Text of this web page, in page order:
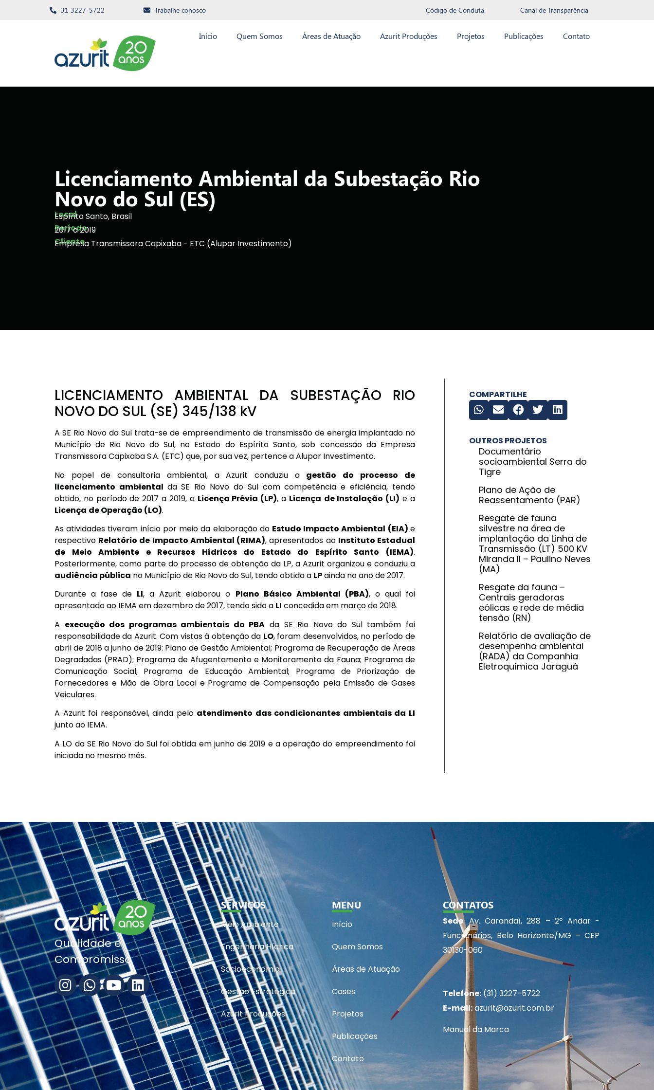
31 3227-5722 Trabalhe conosco Código de Conduta Canal de Transparência
Início Quem Somos Áreas de Atuação Azurit Produções Projetos Publicações Contato
Licenciamento Ambiental da Subestação Rio
Novo do Sul (ES)
Local
Espírito Santo, Brasil
Período
2017 a 2019
Cliente
Empresa Transmissora Capixaba - ETC (Alupar Investimento)
LICENCIAMENTO AMBIENTAL DA SUBESTAÇÃO RIO
NOVO DO SUL (SE) 345/138 kV
A SE Rio Novo do Sul trata-se de empreendimento de transmissão de energia implantado no
Município de Rio Novo do Sul, no Estado do Espírito Santo, sob concessão da Empresa
Transmissora Capixaba S.A. (ETC) que, por sua vez, pertence a Alupar Investimento.
No papel de consultoria ambiental, a Azurit conduziu a gestão do processo de
licenciamento ambiental da SE Rio Novo do Sul com competência e eficiência, tendo
obtido, no período de 2017 a 2019, a Licença Prévia (LP), a Licença de Instalação (LI) e a
Licença de Operação (LO).
As atividades tiveram início por meio da elaboração do Estudo Impacto Ambiental (EIA) e
respectivo Relatório de Impacto Ambiental (RIMA), apresentados ao Instituto Estadual
de Meio Ambiente e Recursos Hídricos do Estado do Espírito Santo (IEMA).
Posteriormente, como parte do processo de obtenção da LP, a Azurit organizou e conduziu a
audiência pública no Município de Rio Novo do Sul, tendo obtida a LPainda no ano de 2017.
Durante a fase de LI, a Azurit elaborou o Plano Básico Ambiental (PBA), o qual foi
apresentado ao IEMA em dezembro de 2017, tendo sido a LI concedida em março de 2018.
A execução dos programas ambientais do PBA da SE Rio Novo do Sul também foi
responsabilidade da Azurit. Com vistas à obtenção da LO, foram desenvolvidos, no período de
abril de 2018 a junho de 2019: Plano de Gestão Ambiental; Programa de Recuperação de Áreas
Degradadas (PRAD); Programa de Afugentamento e Monitoramento da Fauna; Programa de
Comunicação Social; Programa de Educação Ambiental; Programa de Priorização de
Fornecedores e Mão de Obra Local e Programa de Compensação pela Emissão de Gases
Veiculares.
A Azurit foi responsável, ainda pelo atendimento das condicionantes ambientais da LI
junto ao IEMA.
A LO da SE Rio Novo do Sul foi obtida em junho de 2019 e a operação do empreendimento foi
iniciada no mesmo mês.
COMPARTILHE
OUTROS PROJETOS
Documentário
socioambiental Serra do
Tigre
Plano de Ação de
Reassentamento (PAR)
Resgate de fauna
silvestre na área de
implantação da Linha de
Transmissão (LT) 500 KV
Miranda II – Paulino Neves
(MA)
Resgate da fauna –
Centrais geradoras
eólicas e rede de média
tensão (RN)
Relatório de avaliação de
desempenho ambiental
(RADA) da Companhia
Eletroquímica Jaraguá
Qualidade e
Compromisso
SERVIÇOS
Meio Ambiente
Engenharia Hídrica
Socioeconomia
Gestão Estratégica
Azurit Produções
MENU
Início
Quem Somos
Áreas de Atuação
Cases
Projetos
Publicações
Contato
CONTATOS
Sede: Av. Carandaí, 288 – 2º Andar -
Funcionários, Belo Horizonte/MG – CEP
30130-060
Telefone: (31) 3227-5722
E-mail:azurit@azurit.com.br
Manual da Marca